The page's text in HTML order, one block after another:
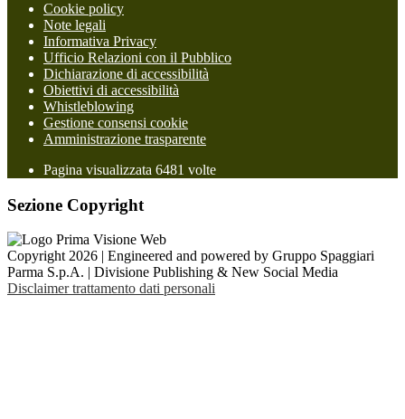
Cookie policy
Note legali
Informativa Privacy
Ufficio Relazioni con il Pubblico
Dichiarazione di accessibilità
Obiettivi di accessibilità
Whistleblowing
Gestione consensi cookie
Amministrazione trasparente
Pagina visualizzata 6481 volte
Sezione Copyright
Copyright 2026 | Engineered and powered by Gruppo Spaggiari
Parma S.p.A. | Divisione Publishing & New Social Media
Disclaimer trattamento dati personali